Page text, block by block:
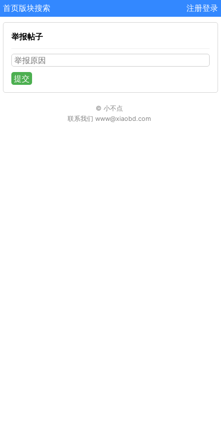
首页版块搜索 注册登录
举报帖子
提交
© 小不点
联系我们 www@xiaobd.com